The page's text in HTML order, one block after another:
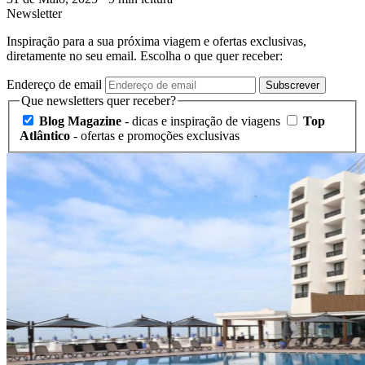
Newsletter
Inspiração para a sua próxima viagem e ofertas exclusivas,
diretamente no seu email. Escolha o que quer receber:
Endereço de email Subscrever
Que newsletters quer receber?
Blog Magazine - dicas e inspiração de viagens
Top
Atlântico - ofertas e promoções exclusivas